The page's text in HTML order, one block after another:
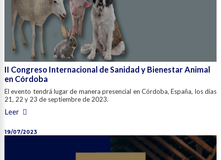
II Congreso Internacional de Sanidad y Bienestar Animal
en Córdoba
El evento tendrá lugar de manera presencial en Córdoba, España, los días
21, 22 y 23 de septiembre de 2023.
Leer
19/07/2023